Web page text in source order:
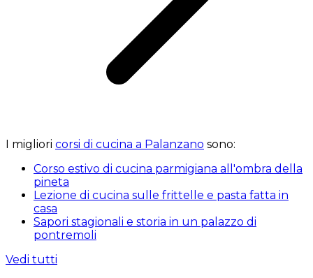
I migliori corsi di cucina a Palanzano sono:
Corso estivo di cucina parmigiana all'ombra della
pineta
Lezione di cucina sulle frittelle e pasta fatta in
casa
Sapori stagionali e storia in un palazzo di
pontremoli
Vedi tutti